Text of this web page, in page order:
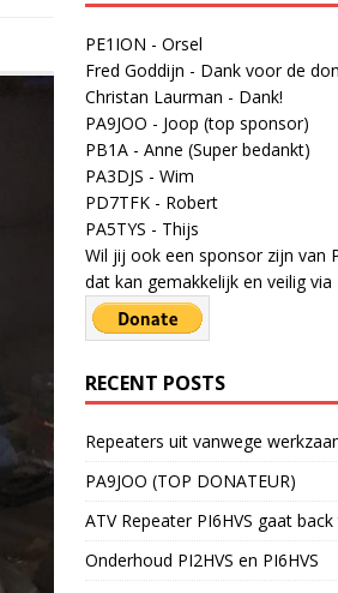
PE1ION - Orsel
Fred Goddijn - Dank voor de
Christan Laurman - Dank!
PA9JOO - Joop (top sponsor)
PB1A - Anne (Super bedankt)
PA3DJS - Wim
PD7TFK - Robert
PA5TYS - Thijs
Wil jij ook een sponsor zijn van
dat kan gemakkelijk en veilig via
RECENT POSTS
Repeaters uit vanwege
PA9JOO (TOP DONATEUR)
ATV Repeater PI6HVS gaat
Onderhoud PI2HVS en PI6HVS